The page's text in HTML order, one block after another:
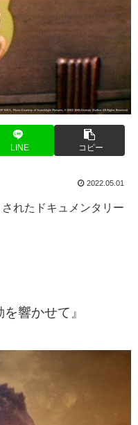
LINE コピー
2022.05.01
れたドキュメンタリー
響かせて』